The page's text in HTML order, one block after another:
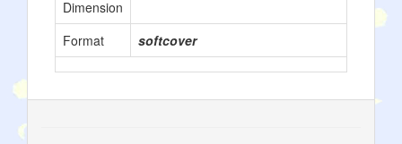
Dimension
Format
softcover